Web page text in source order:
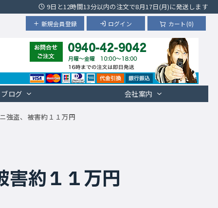
9日と12時間13分以内の注文で8月17日(月)に発送します
カート(0)
ログイン
新規会員登録
ブログ 会社案内
強盗、被害約１１万円
害約１１万円